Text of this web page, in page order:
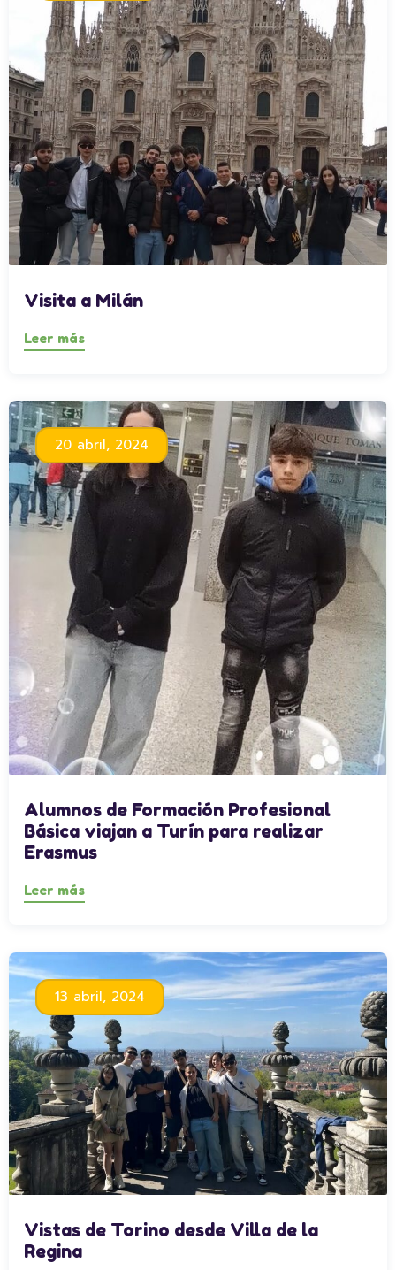
Visita a Milán
Leer más
20 abril, 2024
Alumnos de Formación Profesional
Básica viajan a Turín para realizar
Erasmus
Leer más
13 abril, 2024
Vistas de Torino desde Villa de la
Regina